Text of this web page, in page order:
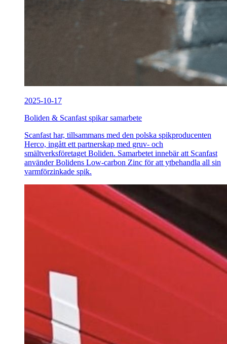
2025-10-17
Boliden & Scanfast spikar samarbete
Scanfast har, tillsammans med den polska spikproducenten
Herco, ingått ett partnerskap med gruv- och
smältverksföretaget Boliden. Samarbetet innebär att Scanfast
använder Bolidens Low-carbon Zinc för att ytbehandla all sin
varmförzinkade spik.